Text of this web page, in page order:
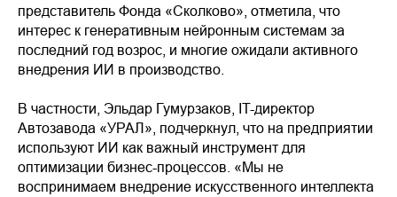
представитель Фонда «Сколково», отметила, что
интерес к генеративным нейронным системам за
последний год возрос, и многие ожидали активного
внедрения ИИ в производство.
В частности, Эльдар Гумурзаков, IT-директор
Автозавода «УРАЛ», подчеркнул, что на предприятии
используют ИИ как важный инструмент для
оптимизации бизнес-процессов. «Мы не
воспринимаем внедрение искусственного интеллекта